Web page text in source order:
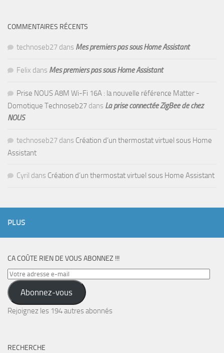
COMMENTAIRES RÉCENTS
technoseb27 dans Mes premiers pas sous Home Assistant
Felix dans Mes premiers pas sous Home Assistant
Prise NOUS A8M Wi-Fi 16A : la nouvelle référence Matter -
Domotique Technoseb27 dans La prise connectée ZigBee de chez
NOUS
technoseb27 dans Création d’un thermostat virtuel sous Home
Assistant
Cyril dans Création d’un thermostat virtuel sous Home Assistant
PLUS
CA COÛTE RIEN DE VOUS ABONNEZ !!!
Votre
adresse
e-
mail
Abonnez-vous
Rejoignez les 194 autres abonnés
RECHERCHE